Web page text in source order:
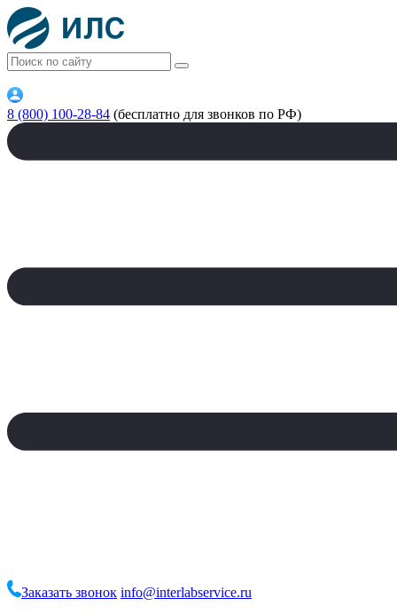
8 (800) 100-28-84 (бесплатно для звонков по РФ)
Заказать звонок info@interlabservice.ru